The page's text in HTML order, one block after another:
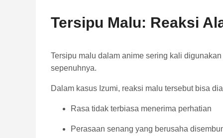
Tersipu Malu: Reaksi
Tersipu malu dalam anime sering kali
sepenuhnya.
Dalam kasus Izumi, reaksi malu tersebut bisa
Rasa tidak terbiasa menerima perhatian
Perasaan senang yang berusaha